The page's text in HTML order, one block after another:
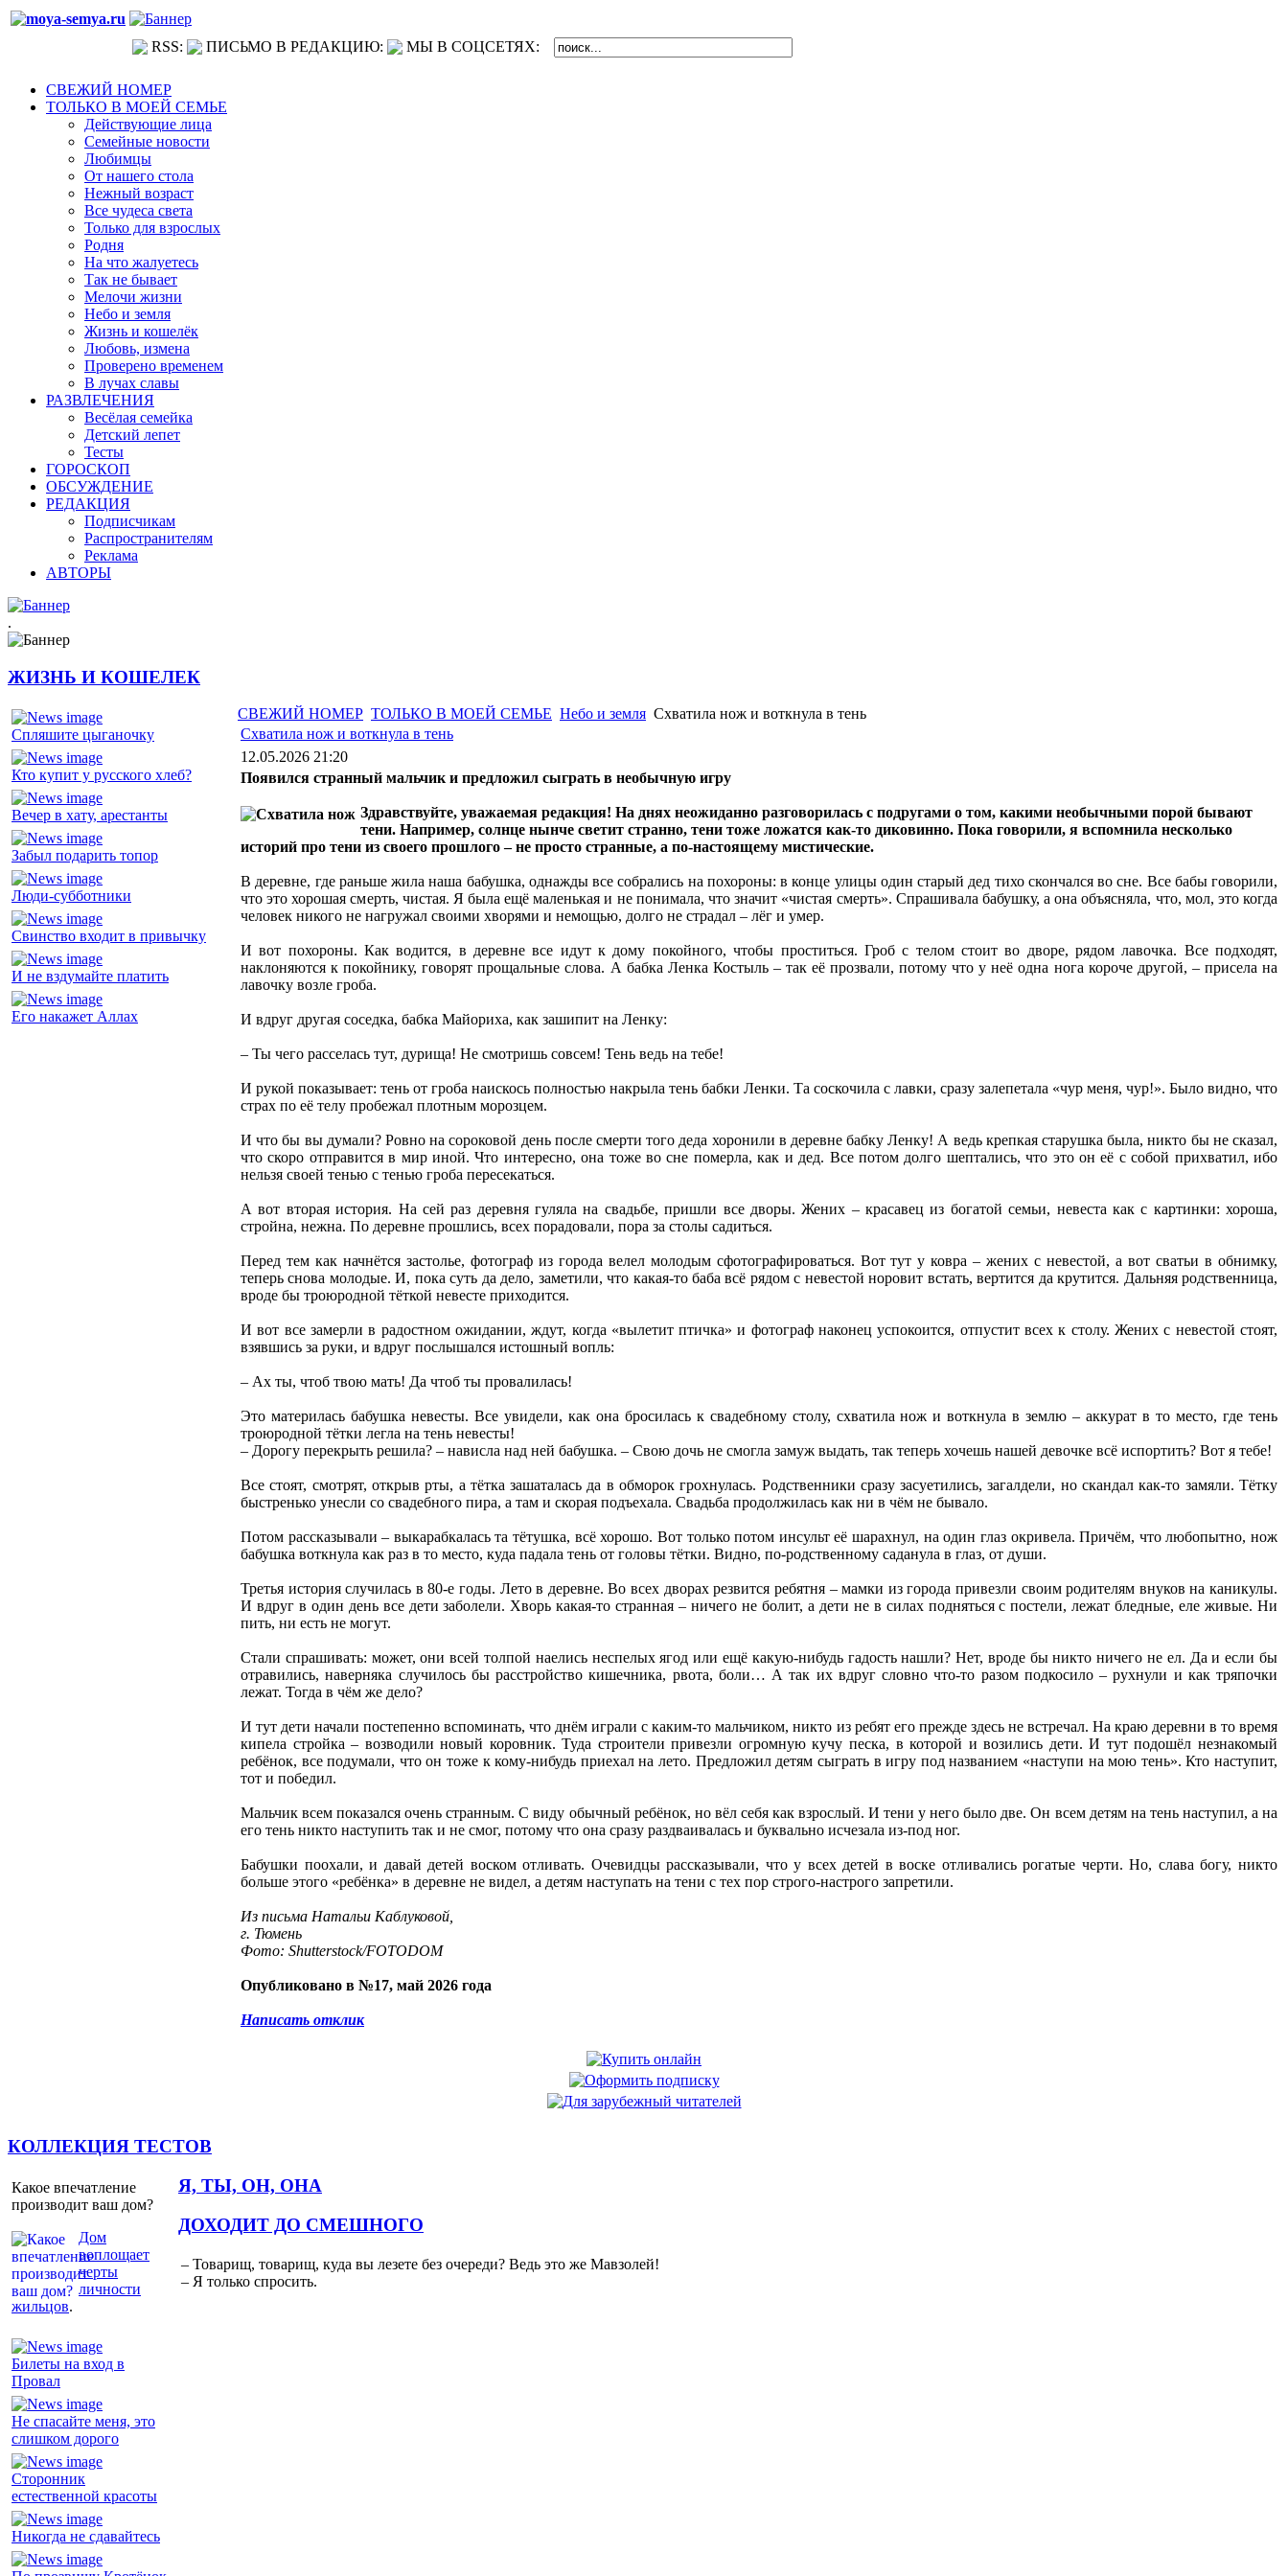
RSS: ПИСЬМО В РЕДАКЦИЮ: МЫ В СОЦСЕТЯХ:
СВЕЖИЙ НОМЕР
ТОЛЬКО В МОЕЙ СЕМЬЕ
Действующие лица
Семейные новости
Любимцы
От нашего стола
Нежный возраст
Все чудеса света
Только для взрослых
Родня
На что жалуетесь
Так не бывает
Мелочи жизни
Небо и земля
Жизнь и кошелёк
Любовь, измена
Проверено временем
В лучах славы
РАЗВЛЕЧЕНИЯ
Весёлая семейка
Детский лепет
Тесты
ГОРОСКОП
ОБСУЖДЕНИЕ
РЕДАКЦИЯ
Подписчикам
Распространителям
Реклама
АВТОРЫ
.
ЖИЗНЬ И КОШЕЛЕК
Спляшите цыганочку
Кто купит у русского хлеб?
Вечер в хату, арестанты
Забыл подарить топор
Люди-субботники
Свинство входит в привычку
И не вздумайте платить
Его накажет Аллах
СВЕЖИЙ НОМЕР ТОЛЬКО В МОЕЙ СЕМЬЕ Небо и земля Схватила нож и воткнула в тень
Схватила нож и воткнула в тень
12.05.2026 21:20
Появился странный мальчик и предложил сыграть в необычную игру
Здравствуйте, уважаемая редакция! На днях неожиданно разговорилась с подругами о том, какими необычными порой бывают
тени. Например, солнце нынче светит странно, тени тоже ложатся как-то диковинно. Пока говорили, я вспомнила несколько
историй про тени из своего прошлого – не просто странные, а по-настоящему мистические.
В деревне, где раньше жила наша бабушка, однажды все собрались на похороны: в конце улицы один старый дед тихо скончался во сне. Все бабы говорили,
что это хорошая смерть, чистая. Я была ещё маленькая и не понимала, что значит «чистая смерть». Спрашивала бабушку, а она объясняла, что, мол, это когда
человек никого не нагружал своими хворями и немощью, долго не страдал – лёг и умер.
И вот похороны. Как водится, в деревне все идут к дому покойного, чтобы проститься. Гроб с телом стоит во дворе, рядом лавочка. Все подходят,
наклоняются к покойнику, говорят прощальные слова. А бабка Ленка Костыль – так её прозвали, потому что у неё одна нога короче другой, – присела на
лавочку возле гроба.
И вдруг другая соседка, бабка Майориха, как зашипит на Ленку:
– Ты чего расселась тут, дурища! Не смотришь совсем! Тень ведь на тебе!
И рукой показывает: тень от гроба наискось полностью накрыла тень бабки Ленки. Та соскочила с лавки, сразу залепетала «чур меня, чур!». Было видно, что
страх по её телу пробежал плотным морозцем.
И что бы вы думали? Ровно на сороковой день после смерти того деда хоронили в деревне бабку Ленку! А ведь крепкая старушка была, никто бы не сказал,
что скоро отправится в мир иной. Что интересно, она тоже во сне померла, как и дед. Все потом долго шептались, что это он её с собой прихватил, ибо
нельзя своей тенью с тенью гроба пересекаться.
А вот вторая история. На сей раз деревня гуляла на свадьбе, пришли все дворы. Жених – красавец из богатой семьи, невеста как с картинки: хороша,
стройна, нежна. По деревне прошлись, всех порадовали, пора за столы садиться.
Перед тем как начнётся застолье, фотограф из города велел молодым сфотографироваться. Вот тут у ковра – жених с невестой, а вот сватьи в обнимку,
теперь снова молодые. И, пока суть да дело, заметили, что какая-то баба всё рядом с невестой норовит встать, вертится да крутится. Дальняя родственница,
вроде бы троюродной тёткой невесте приходится.
И вот все замерли в радостном ожидании, ждут, когда «вылетит птичка» и фотограф наконец успокоится, отпустит всех к столу. Жених с невестой стоят,
взявшись за руки, и вдруг послышался истошный вопль:
– Ах ты, чтоб твою мать! Да чтоб ты провалилась!
Это материлась бабушка невесты. Все увидели, как она бросилась к свадебному столу, схватила нож и воткнула в землю – аккурат в то место, где тень
троюродной тётки легла на тень невесты!
– Дорогу перекрыть решила? – нависла над ней бабушка. – Свою дочь не смогла замуж выдать, так теперь хочешь нашей девочке всё испортить? Вот я тебе!
Все стоят, смотрят, открыв рты, а тётка зашаталась да в обморок грохнулась. Родственники сразу засуетились, загалдели, но скандал как-то замяли. Тётку
быстренько унесли со свадебного пира, а там и скорая подъехала. Свадьба продолжилась как ни в чём не бывало.
Потом рассказывали – выкарабкалась та тётушка, всё хорошо. Вот только потом инсульт её шарахнул, на один глаз окривела. Причём, что любопытно, нож
бабушка воткнула как раз в то место, куда падала тень от головы тётки. Видно, по-родственному саданула в глаз, от души.
Третья история случилась в 80-е годы. Лето в деревне. Во всех дворах резвится ребятня – мамки из города привезли своим родителям внуков на каникулы.
И вдруг в один день все дети заболели. Хворь какая-то странная – ничего не болит, а дети не в силах подняться с постели, лежат бледные, еле живые. Ни
пить, ни есть не могут.
Стали спрашивать: может, они всей толпой наелись неспелых ягод или ещё какую-нибудь гадость нашли? Нет, вроде бы никто ничего не ел. Да и если бы
отравились, наверняка случилось бы расстройство кишечника, рвота, боли… А так их вдруг словно что-то разом подкосило – рухнули и как тряпочки
лежат. Тогда в чём же дело?
И тут дети начали постепенно вспоминать, что днём играли с каким-то мальчиком, никто из ребят его прежде здесь не встречал. На краю деревни в то время
кипела стройка – возводили новый коровник. Туда строители привезли огромную кучу песка, в которой и возились дети. И тут подошёл незнакомый
ребёнок, все подумали, что он тоже к кому-нибудь приехал на лето. Предложил детям сыграть в игру под названием «наступи на мою тень». Кто наступит,
тот и победил.
Мальчик всем показался очень странным. С виду обычный ребёнок, но вёл себя как взрослый. И тени у него было две. Он всем детям на тень наступил, а на
его тень никто наступить так и не смог, потому что она сразу раздваивалась и буквально исчезала из-под ног.
Бабушки поохали, и давай детей воском отливать. Очевидцы рассказывали, что у всех детей в воске отливались рогатые черти. Но, слава богу, никто
больше этого «ребёнка» в деревне не видел, а детям наступать на тени с тех пор строго-настрого запретили.
Из письма Натальи Каблуковой,
г. Тюмень
Фото: Shutterstock/FOTODOM
Опубликовано в №17, май 2026 года
Написать отклик
КОЛЛЕКЦИЯ ТЕСТОВ
Какое впечатление
производит ваш дом?
Дом
воплощает
черты
личности
жильцов.
Я, ТЫ, ОН, ОНА
Билеты на вход в
Провал
Не спасайте меня, это
слишком дорого
Сторонник
естественной красоты
Никогда не сдавайтесь
ДОХОДИТ ДО СМЕШНОГО
– Товарищ, товарищ, куда вы лезете без очереди? Ведь это же Мавзолей!
– Я только спросить.